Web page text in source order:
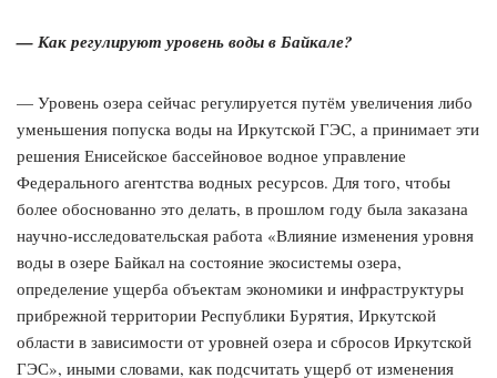
— Как регулируют уровень воды в Байкале?
— Уровень озера сейчас регулируется путём увеличения либо
уменьшения попуска воды на Иркутской ГЭС, а принимает эти
решения Енисейское бассейновое водное управление
Федерального агентства водных ресурсов. Для того, чтобы
более обоснованно это делать, в прошлом году была заказана
научно-исследовательская работа «Влияние изменения уровня
воды в озере Байкал на состояние экосистемы озера,
определение ущерба объектам экономики и инфраструктуры
прибрежной территории Республики Бурятия, Иркутской
области в зависимости от уровней озера и сбросов Иркутской
ГЭС», иными словами, как подсчитать ущерб от изменения